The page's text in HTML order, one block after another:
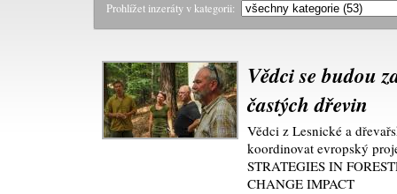
Prohlížet inzeráty v kategorii:
Vědci se budou
častých dřevin
Vědci z Lesnické a
koordinovat evropský
STRATEGIES IN
CHANGE IMPACT